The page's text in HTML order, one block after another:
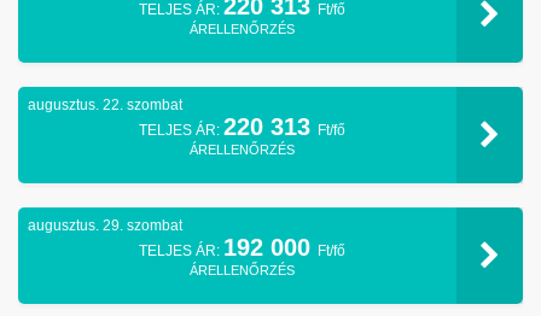
TELJES ÁR: 220 313 Ft/fő
ÁRELLENŐRZÉS
augusztus. 22. szombat
TELJES ÁR: 220 313 Ft/fő
ÁRELLENŐRZÉS
augusztus. 29. szombat
TELJES ÁR: 192 000 Ft/fő
ÁRELLENŐRZÉS